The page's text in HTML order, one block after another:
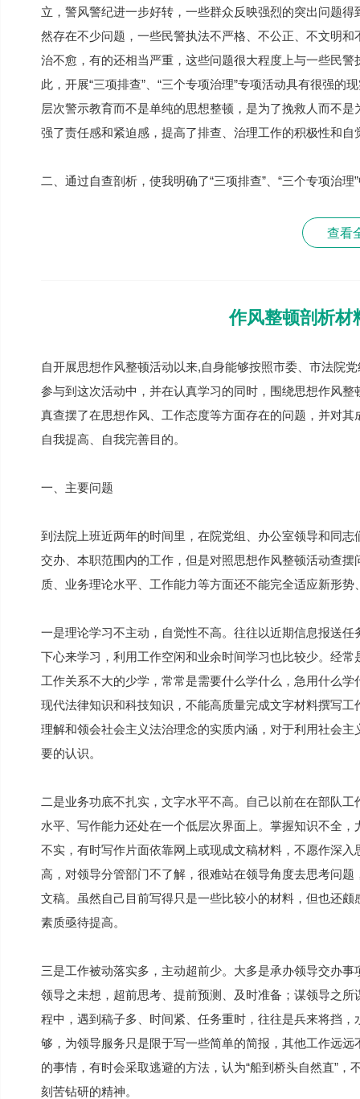
立，警风警纪进一步好转，一些群众反映强烈的突出问题
然存在不少问题，一些民警执法不严格、不公正、不文明
治不愈，有的还相当严重，这些问题很大程度上与一些民
此，开展“三项排查”、“三个专项治理”专项活动具有很强
层次警示教育而不是单纯的思想整顿，是为了挽救人而不
强了责任感和紧迫感，提高了排查、治理工作的积极性和自
二、通过自查剖析，使我明确了“三项排查”、“三个专项治
查看
作风整顿剖析材
自开展思想作风整顿活动以来,自身能够按照市委、市法院
参与到这次活动中，并在认真学习的同时，围绕思想作风
真查摆了在思想作风、工作态度等方面存在的问题，并对
自我提高、自我完善目的。
一、主要问题
到法院上班近两年的时间里，在院党组、办公室领导和同
交办、本职范围内的工作，但是对照思想作风整顿活动查
质、业务理论水平、工作能力等方面还不能完全适应新形
一是理论学习不主动，自觉性不高。往往以近期信息报送
下心来学习，利用工作空闲和业余时间学习也比较少。经
工作关系不大的少学，常常是需要什么学什么，急用什么
现代法律知识和科技知识，不能高质量完成文字材料撰写
理解和领会社会主义法治理念的实质内涵，对于利用社会
要的认识。
二是业务功底不扎实，文字水平不高。自己以前在在部队
水平、写作能力还处在一个低层次界面上。掌握知识不全
不实，有时写作片面依靠网上或现成文稿材料，不愿作深
高，对领导分管部门不了解，很难站在领导角度去思考问
文稿。虽然自己目前写得只是一些比较小的材料，但也还
素质亟待提高。
三是工作被动落实多，主动超前少。大多是承办领导交办
领导之未想，超前思考、提前预测、及时准备；谋领导之
程中，遇到稿子多、时间紧、任务重时，往往是兵来将挡
够，为领导服务只是限于写一些简单的简报，其他工作远
的事情，有时会采取逃避的方法，认为“船到桥头自然直”
刻苦钻研的精神。